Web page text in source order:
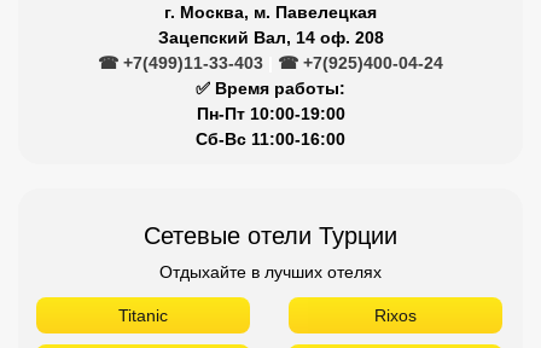
г. Москва, м. Павелецкая
Зацепский Вал, 14 оф. 208
☎ +7(499)11-33-403
☎ +7(925)400-04-24
✅ Время работы:
Пн-Пт 10:00-19:00
Сб-Вс 11:00-16:00
Сетевые отели Турции
Отдыхайте в лучших отелях
Titanic Rixos